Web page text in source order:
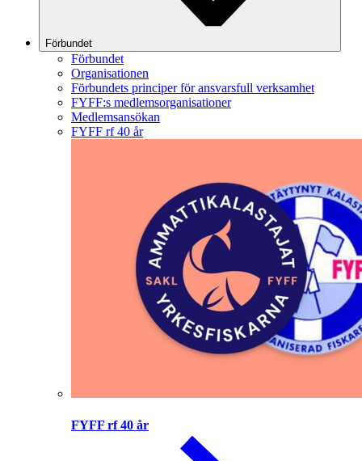
Förbundet
Förbundet
Organisationen
Förbundets principer för ansvarsfull verksamhet
FYFF:s medlemsorganisationer
Medlemsansökan
FYFF rf 40 år
FYFF rf 40 år